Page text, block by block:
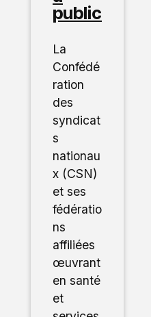
public
La
Confédé
ration
des
syndicat
s
nationau
x (CSN)
et ses
fédératio
ns
affiliées
œuvrant
en santé
et